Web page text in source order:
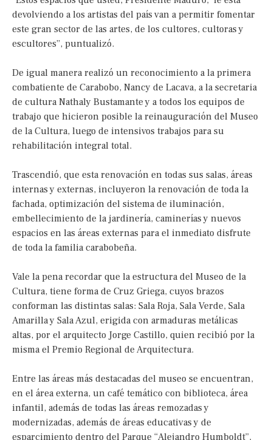
devolviendo a los artistas del país van a permitir fomentar
este gran sector de las artes, de los cultores, cultoras y
escultores”, puntualizó.
De igual manera realizó un reconocimiento a la primera
combatiente de Carabobo, Nancy de Lacava, a la secretaria
de cultura Nathaly Bustamante y a todos los equipos de
trabajo que hicieron posible la reinauguración del Museo
de la Cultura, luego de intensivos trabajos para su
rehabilitación integral total.
Trascendió, que esta renovación en todas sus salas, áreas
internas y externas, incluyeron la renovación de toda la
fachada, optimización del sistema de iluminación,
embellecimiento de la jardinería, caminerías y nuevos
espacios en las áreas externas para el inmediato disfrute
de toda la familia carabobeña.
Vale la pena recordar que la estructura del Museo de la
Cultura, tiene forma de Cruz Griega, cuyos brazos
conforman las distintas salas: Sala Roja, Sala Verde, Sala
Amarilla y Sala Azul, erigida con armaduras metálicas
altas, por el arquitecto Jorge Castillo, quien recibió por la
misma el Premio Regional de Arquitectura.
Entre las áreas más destacadas del museo se encuentran,
en el área externa, un café temático con biblioteca, área
infantil, además de todas las áreas remozadas y
modernizadas, además de áreas educativas y de
esparcimiento dentro del Parque “Alejandro Humboldt”,